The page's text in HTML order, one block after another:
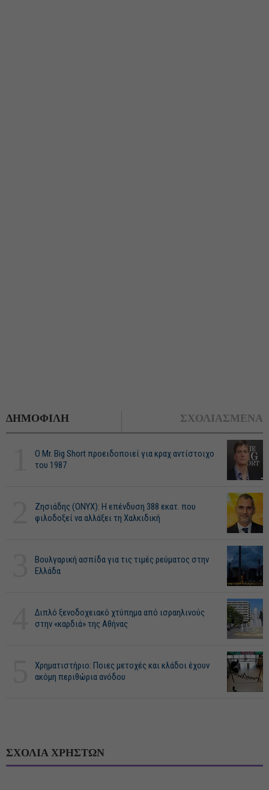
ΔΗΜΟΦΙΛΗ ΣΧΟΛΙΑΣΜΕΝΑ
O Mr. Big Short προειδοποιεί για κραχ αντίστοιχο
του 1987
Ζησιάδης (ONYX): Η επένδυση 388 εκατ. που
φιλοδοξεί να αλλάξει τη Χαλκιδική
Βουλγαρική ασπίδα για τις τιμές ρεύματος στην
Ελλάδα
Διπλό ξενοδοχειακό χτύπημα από ισραηλινούς
στην «καρδιά» της Αθήνας
Χρηματιστήριο: Ποιες μετοχές και κλάδοι έχουν
ακόμη περιθώρια ανόδου
ΣΧΟΛΙΑ ΧΡΗΣΤΩΝ